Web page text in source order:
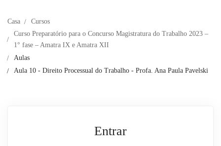
Casa
Cursos
Curso Preparatório para o Concurso Magistratura do Trabalho 2023 –
1° fase – Amatra IX e Amatra XII
Aulas
Aula 10 - Direito Processual do Trabalho - Profa. Ana Paula Pavelski
Entrar